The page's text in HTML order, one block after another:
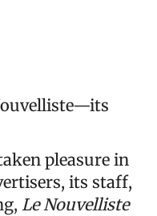
pleasure in
its staff,
Le Nouvelliste